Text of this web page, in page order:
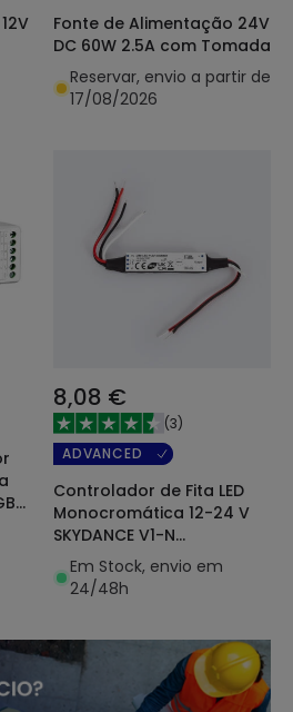
Fonte de Alimentação 24V
DC 60W 2.5A com Tomada
Reservar, envio a partir de
17/08/2026
RGB+CCT
8,08 €
(3)
ADVANCED
Controlador de Fita LED
Monocromática 12-24 V
SKYDANCE V1-N
Compatível com Botão e
Comando RF
Em Stock, envio em
24/48h